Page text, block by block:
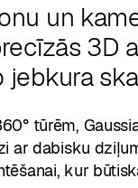
un
3D
tūrēm,
ar dabisku
kur